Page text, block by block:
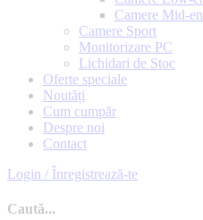
Camere Mid-
Camere Sport
Monitorizare PC
Lichidari de Stoc
Oferte speciale
Noutăți
Cum cumpăr
Despre noi
Contact
Login / Înregistrează-te
Caută...